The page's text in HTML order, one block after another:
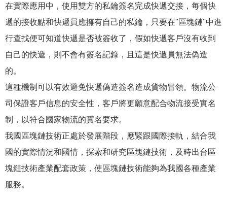
在實際應用中，使用雙方的私鑰簽名完成快遞交接，每個快
遞的接收點和快遞員應擁有自己的私鑰，只要在''區塊鏈''中進
行查找便可知道快遞是否被簽收了，假如快遞客戶沒有收到
自己的快遞，則不會有簽名記錄，且這是快遞員無法偽造
的。
這種機制可以有效避免快遞偽造簽名造成貨物冒領。物流公
司保證客戶信息的安全性，客戶將更願意配合物流接受實名
制，以符合國家物流的實名要求。
我國區塊鏈技術正處於發展階段，應緊跟國際接軌，結合我
國的實際情況和國情，探索和研究區塊鏈技術，及時出台區
塊鏈技術產業配套政策，使區塊鏈技術能夠為我國各種產業
服務。